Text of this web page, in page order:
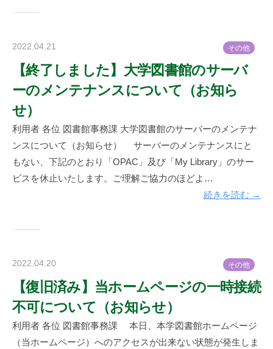
その他
2022.04.21
神
楽
書
館
【終了しました】大学図書館のサーバ
ーのメンテナンスについて（お知ら
せ）
利用者 各位 図書館事務課 大学図書館のサーバーのメンテナ
ンスについて（お知らせ） サーバーのメンテナンスにと
もない、下記のとおり「OPAC」及び「My Library」のサー
ビスを休止いたします。ご理解ご協力のほどよ…
続きを読む →
その他
2022.04.20
神
楽
坂
【復旧済み】当ホームページの一時接続
不可について（お知らせ）
利用者 各位 図書館事務課 本日、本学図書館ホームページ
（当ホームページ）へのアクセスが出来ない状態が発生しま